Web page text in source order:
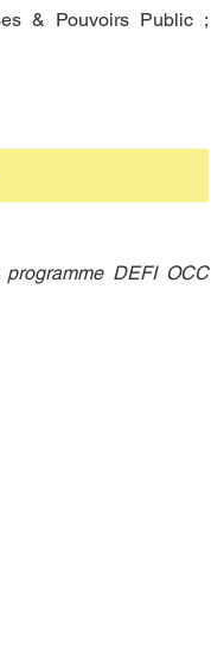
& Pouvoirs Public ;
DEFI OCC